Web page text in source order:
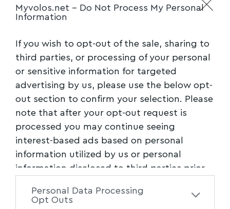
Myvolos.net - Do Not Process My Personal
Information
If you wish to opt-out of the sale, sharing to
third parties, or processing of your personal
or sensitive information for targeted
advertising by us, please use the below opt-
out section to confirm your selection. Please
note that after your opt-out request is
processed you may continue seeing
interest-based ads based on personal
information utilized by us or personal
information disclosed to third parties prior
of the further disclosure of your personal
Personal Data Processing
Opt Outs